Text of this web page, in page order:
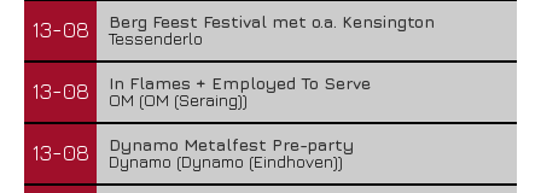
13-08
Berg Feest Festival met o.a. Kensington
Tessenderlo
13-08
In Flames + Employed To Serve
OM (OM (Seraing))
13-08
Dynamo Metalfest Pre-party
Dynamo (Dynamo (Eindhoven))